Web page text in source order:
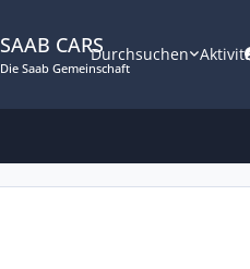
SAAB CARS
Die Saab Gemeinschaft
Durchsuchen